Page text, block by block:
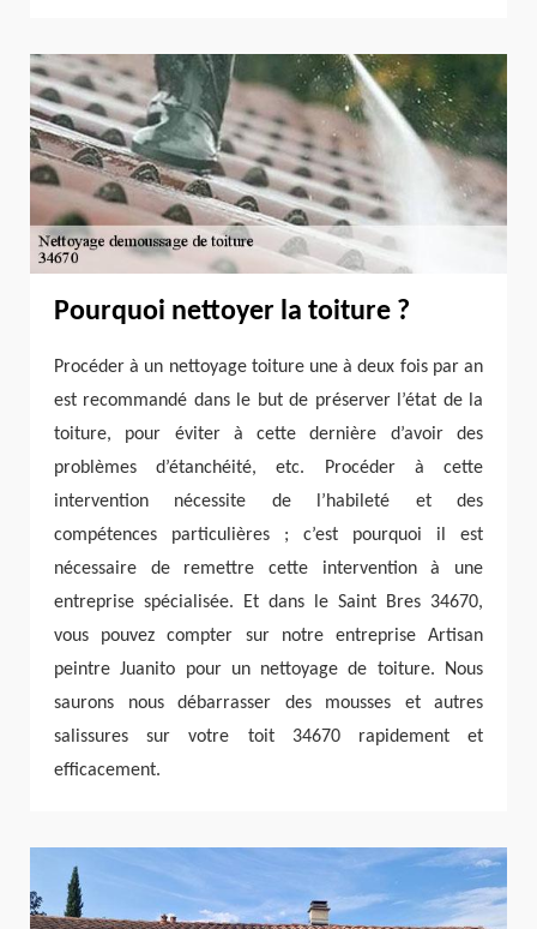
Pourquoi nettoyer la toiture ?
Procéder à un nettoyage toiture une à deux fois par an
est recommandé dans le but de préserver l’état de la
toiture, pour éviter à cette dernière d’avoir des
problèmes d’étanchéité, etc. Procéder à cette
intervention nécessite de l’habileté et des
compétences particulières ; c’est pourquoi il est
nécessaire de remettre cette intervention à une
entreprise spécialisée. Et dans le Saint Bres 34670,
vous pouvez compter sur notre entreprise Artisan
peintre Juanito pour un nettoyage de toiture. Nous
saurons nous débarrasser des mousses et autres
salissures sur votre toit 34670 rapidement et
efficacement.